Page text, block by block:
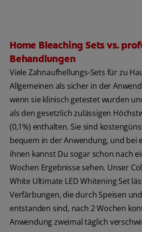
Home Bleaching Sets vs.
Behandlungen
Viele Zahnaufhellungs-Sets für zu
Allgemeinen als sicher in der
wenn sie klinisch getestet wurden
als den gesetzlich zulässigen
(0,1%) enthalten. Sie sind
bequem in der Anwendung, und bei
ihnen kannst Du sogar schon nach
Wochen Ergebnisse sehen. Unser
White Ultimate LED Whitening Set
Verfärbungen, die durch Speisen
entstanden sind, nach 2 Wochen
Anwendung zweimal täglich